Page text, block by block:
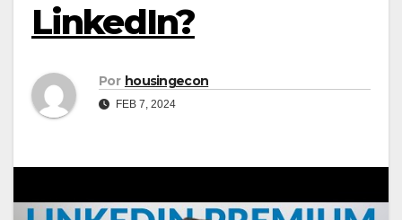
LinkedIn?
Por housingecon
FEB 7, 2024